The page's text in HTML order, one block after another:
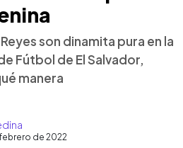
son dinamita pura en la
Fútbol de El Salvador,
manera
de 2022